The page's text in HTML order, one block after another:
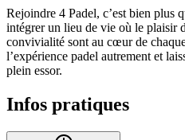
Rejoindre 4 Padel, c’est bien plus
intégrer un lieu de vie où le plaisir
convivialité sont au cœur de
l’expérience padel autrement et
plein essor.
Infos pratiques